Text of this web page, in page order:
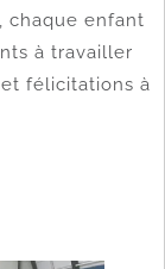
chaque enfant
à travailler
félicitations à